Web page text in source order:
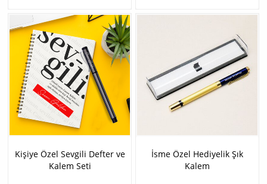
Kişiye Özel Sevgili Defter ve
Kalem Seti
İsme Özel Hediyelik Şık
Kalem